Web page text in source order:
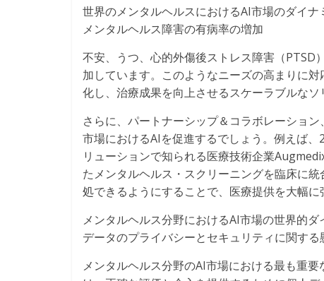
世界のメンタルヘルスにおけるAI市場のダイナ
メンタルヘルス障害の有病率の増加
不安、うつ、心的外傷後ストレス障害（PTSD
加しています。このようなニーズの高まりに
化し、治療成果を向上させるスケーラブルなソ
さらに、パートナーシップ＆コラボレーショ
市場におけるAIを促進するでしょう。例えば
リューションで知られる医療技術企業
たメンタルヘルス・スクリーニングを臨床に
処できるようにすることで、医療提供を大幅に
メンタルヘルス分野におけるAI市場の世界的
データのプライバシーとセキュリティに関する
メンタルヘルス分野のAI市場における最も重